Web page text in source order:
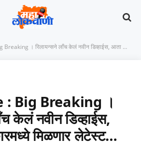
। रिलायन्सने लाँच केलं नवीन डिव्हाईस, आता जुन्या कारमध्ये मिळणार लेटेस्ट…
: Big Breaking ।
केलं नवीन डिव्हाईस,
मिळणार लेटेस्ट…